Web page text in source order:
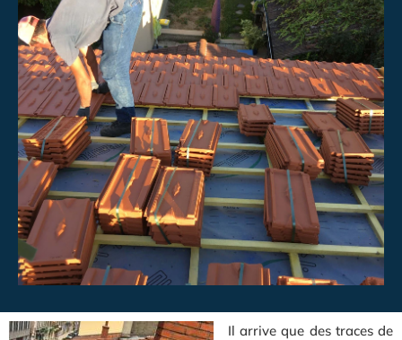
Il arrive que des traces de